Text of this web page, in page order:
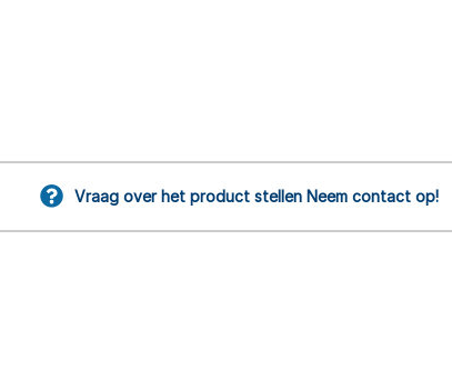
Vraag over het product stellen Neem contact op!